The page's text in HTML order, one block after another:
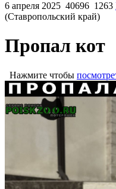
6 апреля 2025 40696 1263
(Ставропольский край)
Пропал кот
Нажмите чтобы